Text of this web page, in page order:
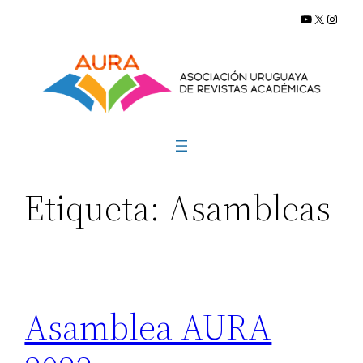
contenido
YouTube
X
Etiqueta: Asambleas
Asamblea AURA